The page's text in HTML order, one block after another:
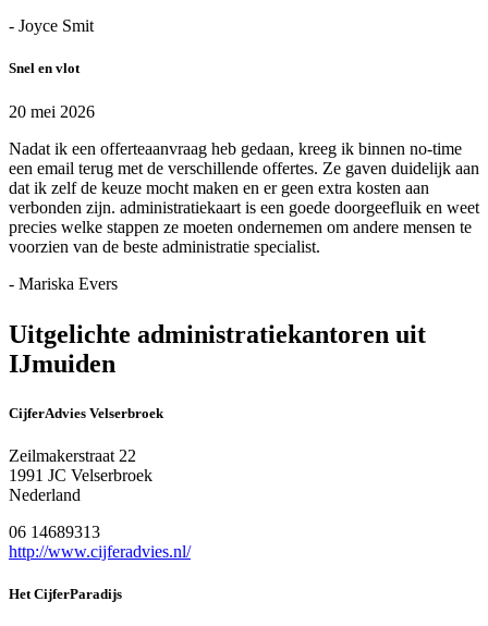
- Joyce Smit
Snel en vlot
20 mei 2026
Nadat ik een offerteaanvraag heb gedaan, kreeg ik binnen no-time
een email terug met de verschillende offertes. Ze gaven duidelijk aan
dat ik zelf de keuze mocht maken en er geen extra kosten aan
verbonden zijn. administratiekaart is een goede doorgeefluik en weet
precies welke stappen ze moeten ondernemen om andere mensen te
voorzien van de beste administratie specialist.
- Mariska Evers
Uitgelichte administratiekantoren uit
IJmuiden
CijferAdvies Velserbroek
Zeilmakerstraat 22
1991 JC Velserbroek
Nederland
06 14689313
http://www.cijferadvies.nl/
Het CijferParadijs